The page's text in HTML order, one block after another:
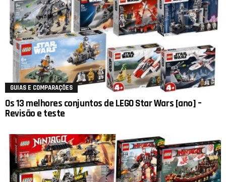
GUIAS E COMPARAÇÕES
Os 13 melhores conjuntos de LEGO Star Wars [ano] –
Revisão e teste